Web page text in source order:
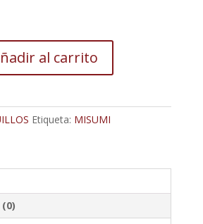
al carrito
Etiqueta: MISUMI